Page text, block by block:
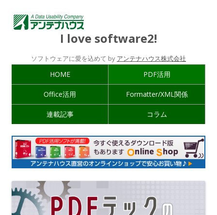
I love software2!
ソフトウェアに愛を込めて by アンテナハウス株式会社
HOME PDF活用
Office活用 Formatter/XML関係
連載記事 コラム